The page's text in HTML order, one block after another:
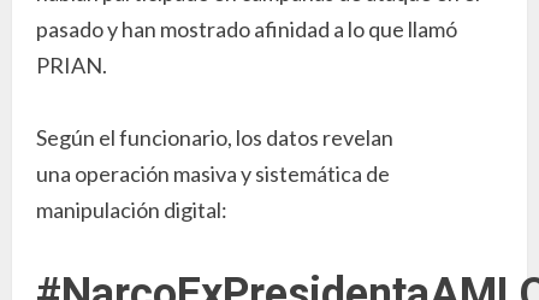
pasado y han mostrado afinidad a lo que llamó
PRIAN.
Según el funcionario, los datos revelan
una operación masiva y sistemática de
manipulación digital: